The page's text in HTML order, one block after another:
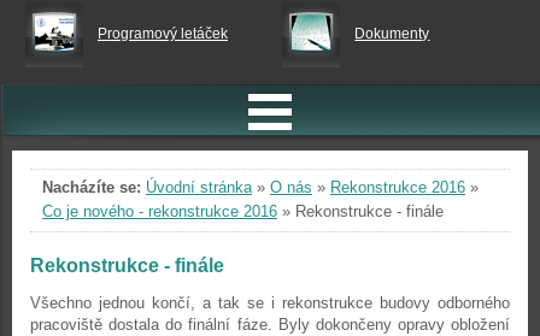
Programový letáček Dokumenty
Nacházíte se: Úvodní stránka» O nás » Rekonstrukce 2016 »
Co je nového - rekonstrukce 2016 » Rekonstrukce - finále
Rekonstrukce - finále
Všechno jednou končí, a tak se i rekonstrukce budovy odborného
pracoviště dostala do finální fáze. Byly dokončeny opravy obložení